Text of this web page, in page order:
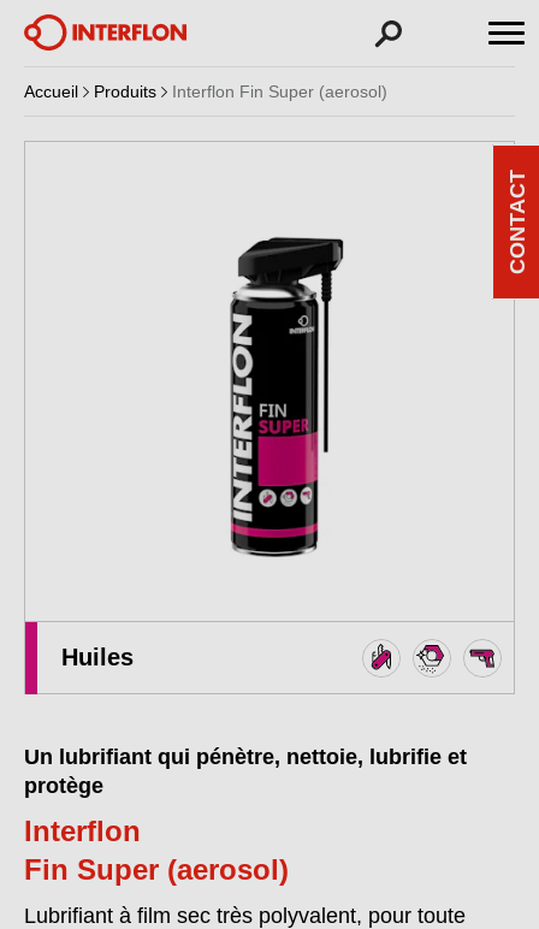
Accueil Produits Interflon Fin Super (aerosol)
Huiles
Un lubrifiant qui pénètre, nettoie, lubrifie et
protège
Interflon
Fin Super (aerosol)
Lubrifiant à film sec très polyvalent, pour toute
CONTACT